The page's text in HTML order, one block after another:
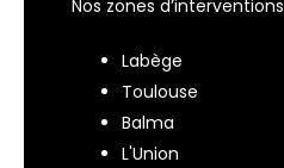
Nos zones d’interventions
Labège
Toulouse
Balma
L'Union